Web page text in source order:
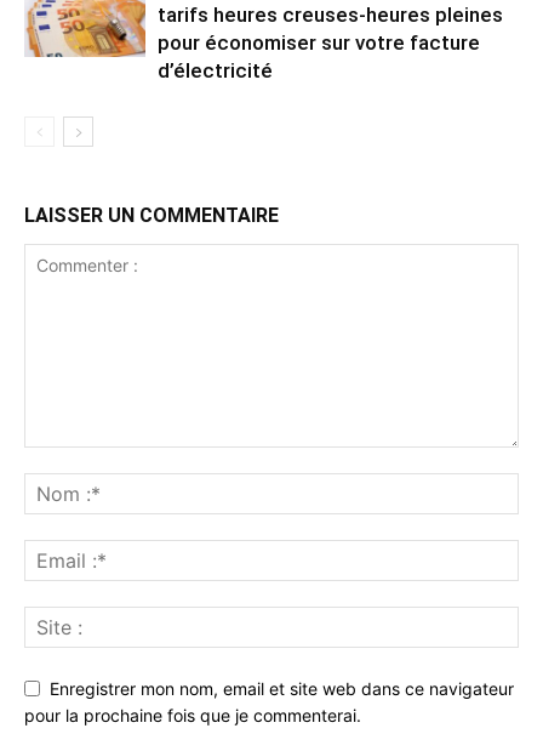
tarifs heures creuses-heures pleines
pour économiser sur votre facture
d’électricité
LAISSER UN COMMENTAIRE
Enregistrer mon nom, email et site web dans ce navigateur
pour la prochaine fois que je commenterai.